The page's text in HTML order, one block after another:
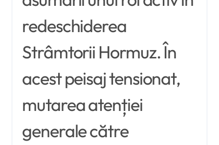
redeschiderea
Strâmtorii Hormuz. În
acest peisaj tensionat,
mutarea atenției
generale către